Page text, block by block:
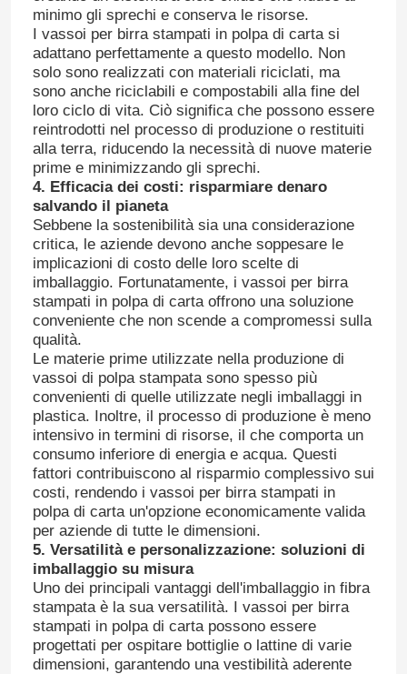
vassoio che fa macchina
Macchina per vassoi per tazze da caffè
vassoio della frutta che fa macchina
Macchina per la fabbricazione di bottiglie di carta
Macchina per la fabbricazione di vassoi per bambini
Macchina per fabbricare le scatole di cartone dell'uovo
Macchina per la fabbricazione di scatole di uova
Uovo Macchina per la produzione di vassoi
Attrezzature per lo stampaggio di fibre ceramiche
Apparecchiature per la stampatura di correnti per la
Apparecchiature per lo stampaggio delle maniche di
minimo gli sprechi e conserva le risorse.
I vassoi per birra stampati in polpa di carta si
adattano perfettamente a questo modello. Non
solo sono realizzati con materiali riciclati, ma
sono anche riciclabili e compostabili alla fine del
loro ciclo di vita. Ciò significa che possono essere
reintrodotti nel processo di produzione o restituiti
alla terra, riducendo la necessità di nuove materie
prime e minimizzando gli sprechi.
4. Efficacia dei costi: risparmiare denaro
salvando il pianeta
Sebbene la sostenibilità sia una considerazione
critica, le aziende devono anche soppesare le
implicazioni di costo delle loro scelte di
imballaggio. Fortunatamente, i vassoi per birra
stampati in polpa di carta offrono una soluzione
conveniente che non scende a compromessi sulla
qualità.
Le materie prime utilizzate nella produzione di
vassoi di polpa stampata sono spesso più
convenienti di quelle utilizzate negli imballaggi in
plastica. Inoltre, il processo di produzione è meno
intensivo in termini di risorse, il che comporta un
consumo inferiore di energia e acqua. Questi
fattori contribuiscono al risparmio complessivo sui
costi, rendendo i vassoi per birra stampati in
polpa di carta un'opzione economicamente valida
per aziende di tutte le dimensioni.
5. Versatilità e personalizzazione: soluzioni di
imballaggio su misura
Uno dei principali vantaggi dell'imballaggio in fibra
stampata è la sua versatilità. I ​​vassoi per birra
stampati in polpa di carta possono essere
progettati per ospitare bottiglie o lattine di varie
dimensioni, garantendo una vestibilità aderente